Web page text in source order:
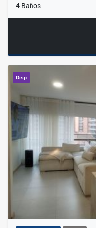
4 Baños
Disp